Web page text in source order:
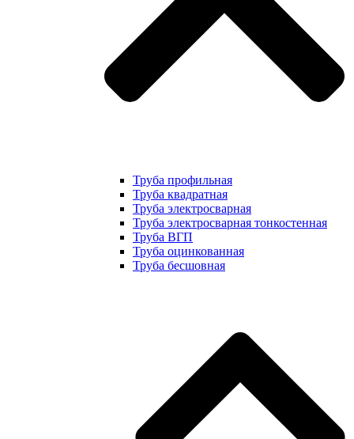
Труба профильная
Труба квадратная
Труба электросварная
Труба электросварная тонкостенная
Труба ВГП
Труба оцинкованная
Труба бесшовная